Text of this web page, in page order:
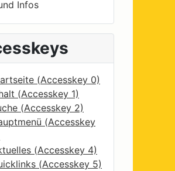
Infos
(Accesskey 0)
(Accesskey 1)
(Accesskey 2)
(Accesskey
(Accesskey 4)
(Accesskey 5)